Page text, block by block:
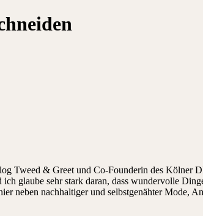
Tweed & Greet und Co-Founderin des Kölner
glaube sehr stark daran, dass wundervolle
neben nachhaltiger und selbstgenähter Mode,